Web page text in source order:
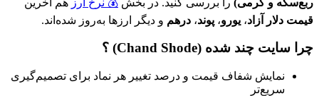
ربع‌سکه و گرمی) را بررسی کنید. در بخش 💰 نرخ ارز هم آخرین
قیمت دلار آزاد، یورو، پوند، درهم و دیگر ارزها به‌روز شده‌اند.
چرا سایت چند شده (Chand Shode) ؟
نمایش شفاف قیمت و درصد تغییر هر نماد برای تصمیم‌گیری
سریع‌تر